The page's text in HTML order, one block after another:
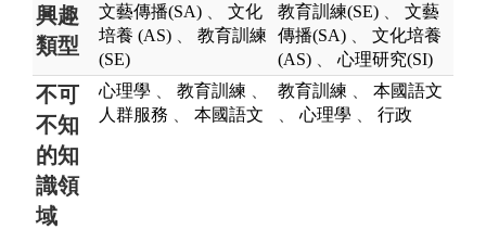
興趣
類型
文藝傳播(SA)
文化
培養 (AS)
教育訓練
(SE)
教育訓練(SE)
文藝
傳播(SA)
文化培養
(AS)
心理研究(SI)
不可
不知
的知
識領
域
心理學 教育訓練
人群服務
本國語文
教育訓練
本國語文
心理學 行政